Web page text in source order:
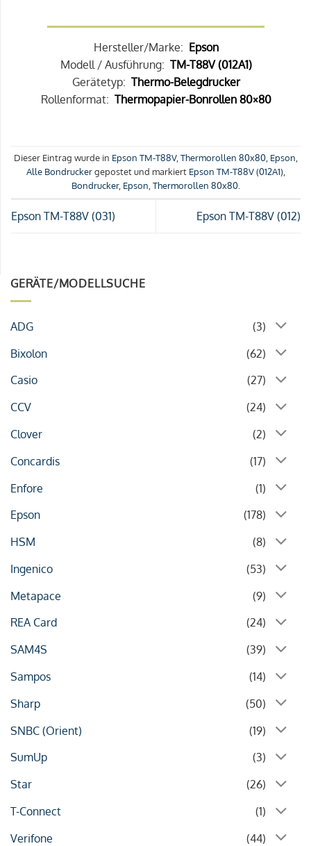
GERÄTE/MODELLSUCHE
ADG
(3)
Bixolon
(62)
Casio
(27)
CCV
(24)
Clover
(2)
Concardis
(17)
Enfore
(1)
Epson
(178)
HSM
(8)
Ingenico
(53)
Metapace
(9)
REA Card
(24)
SAM4S
(39)
Sampos
(14)
Sharp
(50)
SNBC (Orient)
(19)
SumUp
(3)
Star
(26)
T-Connect
(1)
Verifone
(44)
Hersteller/Marke: Epson
Modell / Ausführung: TM-T88V (012A1)
Gerätetyp: Thermo-Belegdrucker
Rollenformat: Thermopapier-Bonrollen 80×80
Dieser Eintrag wurde in Epson TM-T88V,Thermorollen 80x80, Epson,
Alle Bondruckergepostet und markiert Epson TM-T88V (012A1),
Bondrucker, Epson,Thermorollen 80x80.
Epson TM-T88V (031) Epson TM-T88V (012)